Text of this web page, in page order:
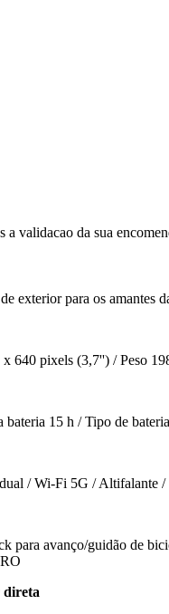
a validacao da sua
exterior para os
640 pixels (3,7'') / Peso
15 h / Tipo de
/ Wi-Fi 5G / Altifalante
para avanço/guidão
direta